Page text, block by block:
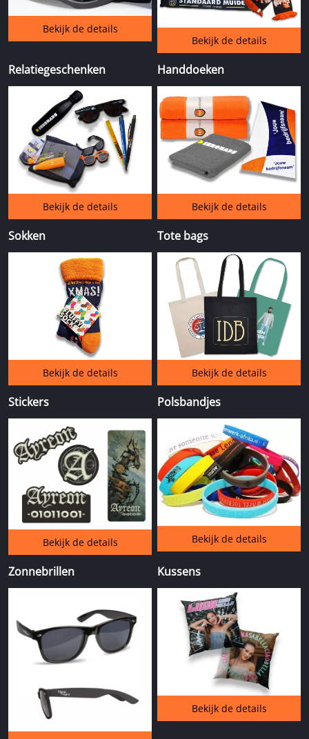
Bekijk de details
Bekijk de details
Relatiegeschenken
Bekijk de details
Handdoeken
Bekijk de details
Sokken
Bekijk de details
Tote bags
Bekijk de details
Stickers
Bekijk de details
Polsbandjes
Bekijk de details
Zonnebrillen Kussens
Bekijk de details